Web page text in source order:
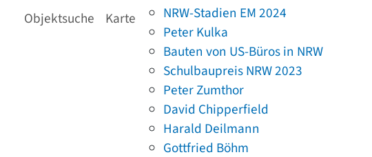
Objektsuche Karte
NRW-Stadien EM 2024
Peter Kulka
Bauten von US-Büros in NRW
Schulbaupreis NRW 2023
Peter Zumthor
David Chipperfield
Harald Deilmann
Gottfried Böhm